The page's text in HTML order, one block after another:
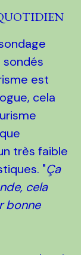
sondés
est
cela
très faible
"Ça
cela
bonne